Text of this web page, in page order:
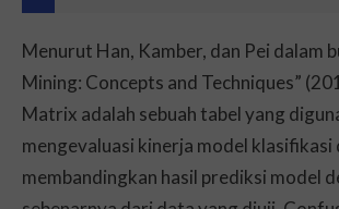
Menurut Han, Kamber, dan Pei dalam
Mining: Concepts and Techniques”
Matrix adalah sebuah tabel yang
mengevaluasi kinerja model klasifikasi
membandingkan hasil prediksi model